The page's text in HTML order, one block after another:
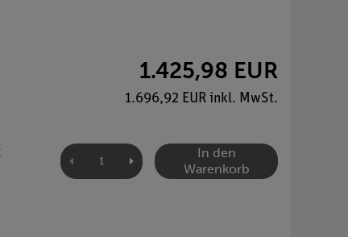
1.425,98 EUR
1.696,92 EUR inkl. MwSt.
In den
Warenkorb